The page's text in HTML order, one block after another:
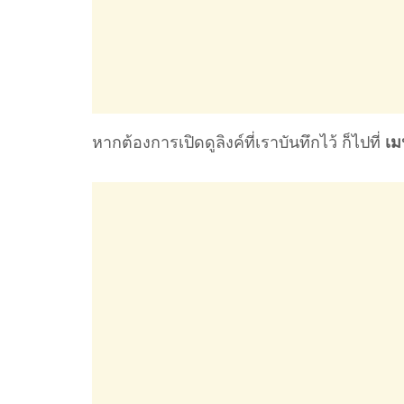
หากต้องการเปิดดูลิงค์ที่เราบันทึกไว้ ก็ไปที่ เ